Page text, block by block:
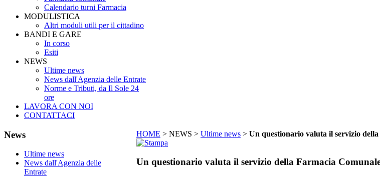
Calendario turni Farmacia
MODULISTICA
Altri moduli utili per il cittadino
BANDI E GARE
In corso
Esiti
NEWS
Ultime news
News dall'Agenzia delle Entrate
Norme e Tributi, da Il Sole 24
ore
LAVORA CON NOI
CONTATTACI
HOME > NEWS > Ultime news > Un questionario valuta il servizio
Un questionario valuta il servizio della Farmacia
News
Ultime news
News dall'Agenzia delle
Entrate